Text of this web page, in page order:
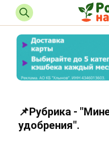
📌Рубрика -
удобрения".